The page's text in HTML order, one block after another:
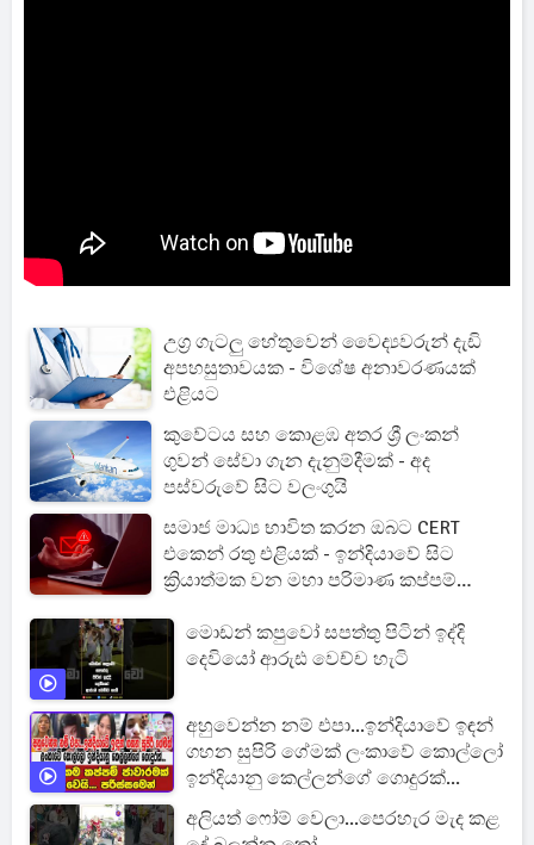
ජීවිතය සම්බන්ධයෙන්ද එහිදී සිහිපත් කිරීම් සිදු වූ බව වාර්තා
වේ.
උග්‍ර ගැටලු හේතුවෙන් වෛද්‍යවරුන් දැඩි
අපහසුතාවයක - විශේෂ අනාවරණයක්
එළියට
කුවේටය සහ කොළඹ අතර ශ්‍රී ලංකන්
ගුවන් සේවා ගැන දැනුම්දීමක් - අද
පස්වරුවේ සිට වලංගුයි
සමාජ මාධ්‍ය භාවිත කරන ඔබට CERT
එකෙන් රතු එළියක් - ඉන්දියාවේ සිට
ක්‍රියාත්මක වන මහා පරිමාණ කප්පම්
මොඩන් කපුවෝ සපත්තු පිටින් ඉද්දි
දෙවියෝ ආරුඪ වෙච්ච හැටි
අහුවෙන්න නම් එපා...ඉන්දියාවේ ඉඳන්
ගහන සුපිරි ගේමක් ලංකාවේ කොල්ලෝ
ඉන්දියානු කෙල්ලන්ගේ ගොදුරක්...
අලියත් ෆෝම් වෙලා...පෙරහැර මැද කළ